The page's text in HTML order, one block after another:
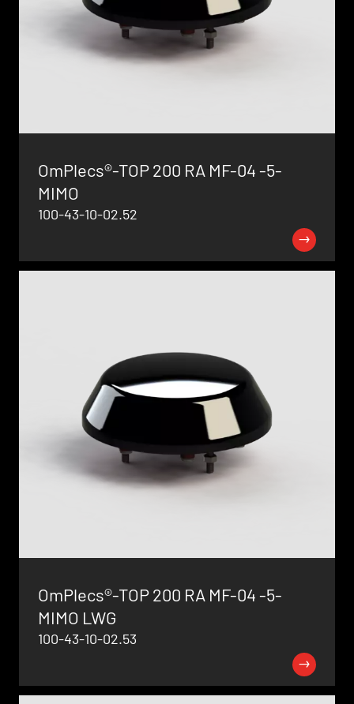
OmPlecs®-TOP 200 RA MF-04 -5-
MIMO
100-43-10-02.52
OmPlecs®-TOP 200 RA MF-04 -5-
MIMO LWG
100-43-10-02.53